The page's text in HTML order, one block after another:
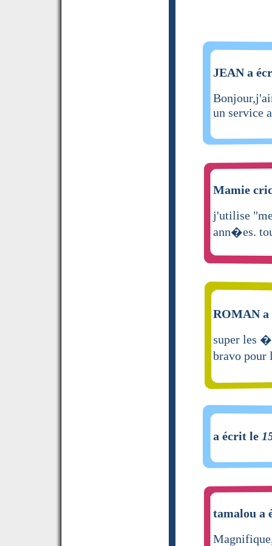
JEAN a
un service
Mamie
j'utilise
ann�es.
ROMAN
super les
bravo
a écrit le
tamalou a